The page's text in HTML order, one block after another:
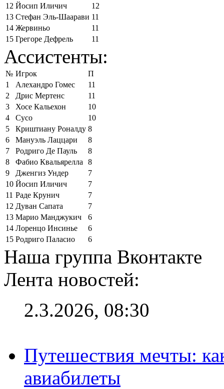
12 Йосип Иличич
12
13 Стефан Эль-Шаарави 11
14 Жервиньо
11
15 Грегоре Дефрель 11
Ассистенты:
№ Игрок
П
1
Алехандро Гомес
11
2
Дрис Мертенс
11
3
Хосе Кальехон
10
4
Сусо
10
5
Криштиану Роналду 8
6
Мануэль Лаццари
8
7
Родриго Де Пауль
8
8
Фабио Квальярелла
8
9
Дженгиз Ундер
7
10 Йосип Иличич
7
11 Раде Крунич
7
12 Дуван Сапата
7
13 Марио Манджукич
6
14 Лоренцо Инсинье
6
15 Родриго Паласио 6
Наша группа Вконтакте
Лента новостей:
2.3.2026, 08:30
Путешествия мечты:
авиабилеты